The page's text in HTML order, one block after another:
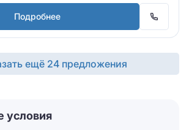
Подробнее
ещё 24 предложения
условия